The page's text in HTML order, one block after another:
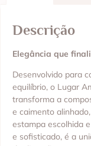
Descrição
Elegância que
Desenvolvido para
equilíbrio, o Lugar
transforma a
e caimento
estampa escolhida
e sofisticado, é a